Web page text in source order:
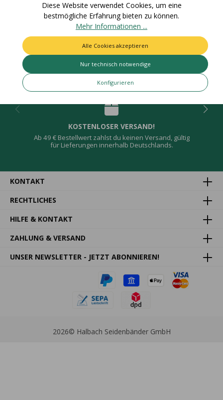
Bewertungen
Deine Vorteile
KOSTENLOSER VERSAND!
Ab 49 € Bestellwert zahlst du keinen Versand, gültig
für Lieferungen innerhalb Deutschlands.
KONTAKT
RECHTLICHES
HILFE & KONTAKT
ZAHLUNG & VERSAND
UNSER NEWSLETTER - JETZT ABONNIEREN!
2026© Halbach Seidenbänder GmbH
Diese Website verwendet Cookies, um eine
bestmögliche Erfahrung bieten zu können.
Mehr Informationen ...
Nur technisch notwendige
Konfigurieren
Alle Cookies akzeptieren